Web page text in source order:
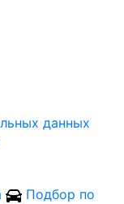
данных
Подбор по